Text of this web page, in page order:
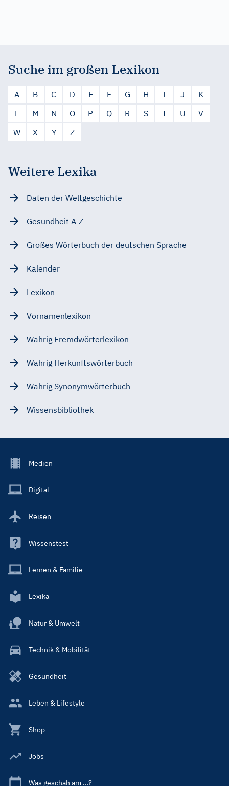
Suche im großen Lexikon
A B C D E F G H I J
K
L
M N O P Q R S T U
V
W
X Y Z
Weitere Lexika
Daten der Weltgeschichte
Gesundheit A-Z
Großes Wörterbuch der deutschen Sprache
Kalender
Lexikon
Vornamenlexikon
Wahrig Fremdwörterlexikon
Wahrig Herkunftswörterbuch
Wahrig Synonymwörterbuch
Wissensbibliothek
Footer
Main
Medien
Digital
Reisen
Wissenstest
Lernen & Familie
Lexika
Natur & Umwelt
Technik & Mobilität
Gesundheit
Leben & Lifestyle
Shop
Jobs
Was geschah am ...?